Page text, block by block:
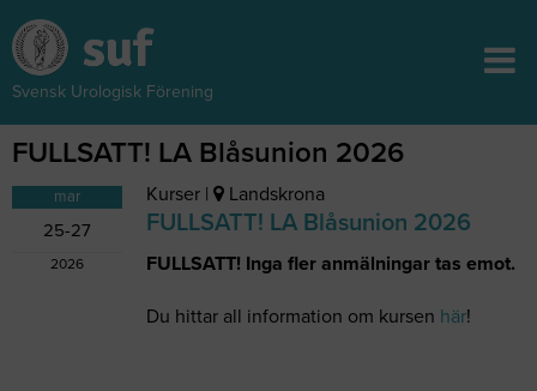
Svensk Urologisk Förening
FULLSATT! LA Blåsunion 2026
mar
25-27
2026
Kurser | Landskrona
FULLSATT! LA Blåsunion 2026
FULLSATT! Inga fler anmälningar tas emot.
Du hittar all information om kursen här!